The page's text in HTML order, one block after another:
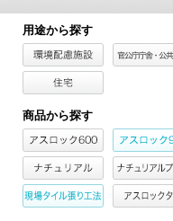
用途から探す
商品から探す